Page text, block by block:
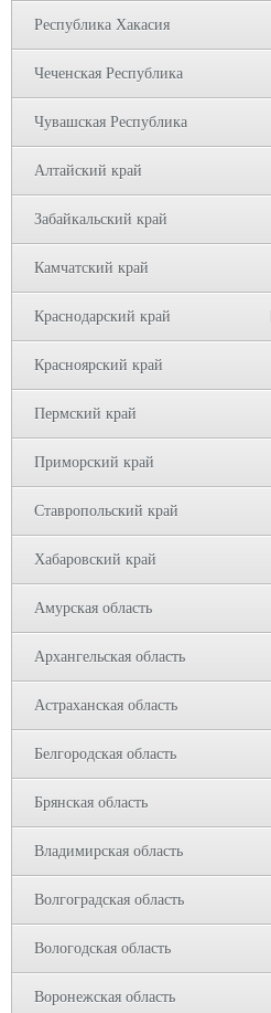
Республика Хакасия
Чеченская Республика
Чувашская Республика
Алтайский край
Забайкальский край
Камчатский край
Краснодарский край
Красноярский край
Пермский край
Приморский край
Ставропольский край
Хабаровский край
Амурская область
Архангельская область
Астраханская область
Белгородская область
Брянская область
Владимирская область
Волгоградская область
Вологодская область
Воронежская область